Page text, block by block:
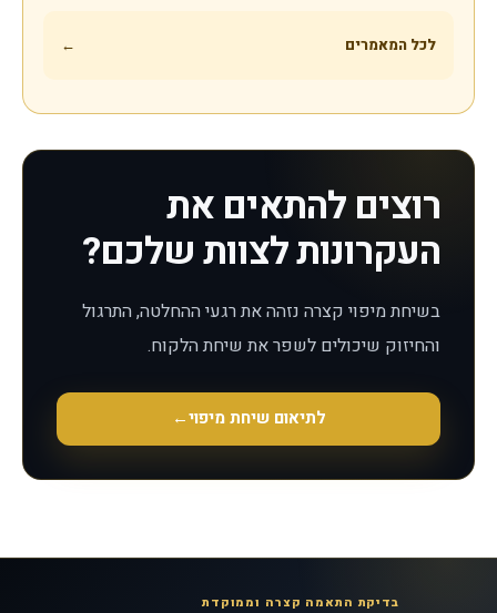
לכל המאמרים ←
רוצים להתאים את
העקרונות לצוות שלכם?
בשיחת מיפוי קצרה נזהה את רגעי ההחלטה, התרגול
והחיזוק שיכולים לשפר את שיחת הלקוח.
לתיאום שיחת מיפוי←
בדיקת התאמה קצרה וממוקדת